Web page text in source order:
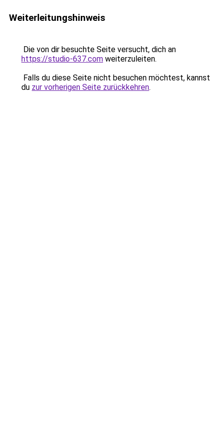
Weiterleitungshinweis
Die von dir besuchte Seite versucht, dich an
https://studio-637.com weiterzuleiten.
Falls du diese Seite nicht besuchen möchtest, kannst
du zur vorherigen Seite zurückkehren.